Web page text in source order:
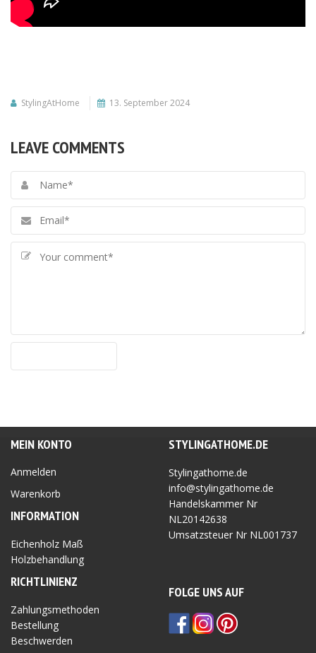
StylingAtHome 13. September 2024
LEAVE COMMENTS
MEIN KONTO
Anmelden
Warenkorb
INFORMATION
Eichenholz Maß
Holzbehandlung
RICHTLINIENZ
Zahlungsmethoden
Bestellung
Beschwerden
STYLINGATHOME.DE
Stylingathome.de
info@stylingathome.de
Handelskammer Nr
NL20142638
Umsatzsteuer Nr NL001737
FOLGE UNS AUF